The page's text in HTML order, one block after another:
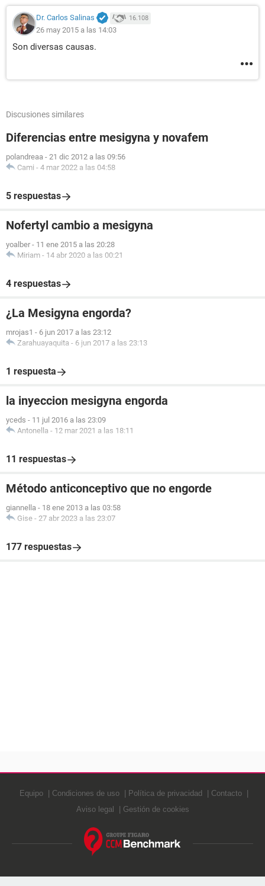
Dr. Carlos Salinas 16.108
26 may 2015 a las 14:03
Son diversas causas.
Discusiones similares
Diferencias entre mesigyna y novafem
polandreaa - 21 dic 2012 a las 09:56
Cami - 4 mar 2022 a las 04:58
5 respuestas
Nofertyl cambio a mesigyna
yoalber - 11 ene 2015 a las 20:28
Miriam - 14 abr 2020 a las 00:21
4 respuestas
¿La Mesigyna engorda?
mrojas1 - 6 jun 2017 a las 23:12
Zarahuayaquita - 6 jun 2017 a las 23:13
1 respuesta
la inyeccion mesigyna engorda
yceds - 11 jul 2016 a las 23:09
Antonella - 12 mar 2021 a las 18:11
11 respuestas
Método anticonceptivo que no engorde
giannella - 18 ene 2013 a las 03:58
Gise - 27 abr 2023 a las 23:07
177 respuestas
Equipo Condiciones de uso Política de privacidad
Contacto
Aviso legal
Gestión de cookies